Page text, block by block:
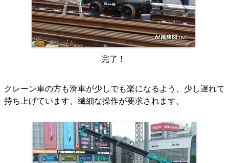
完了！
クレーン車の方も滑車が少しでも楽になるよう、少し遅れて
持ち上げています。繊細な操作が要求されます。